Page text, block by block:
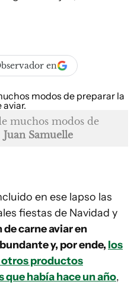
en
muchos modos de
Juan Samuelle
en ese lapso las
fiestas de Navidad y
carne aviar en
y, por ende, los
otros productos
que había hace un año,